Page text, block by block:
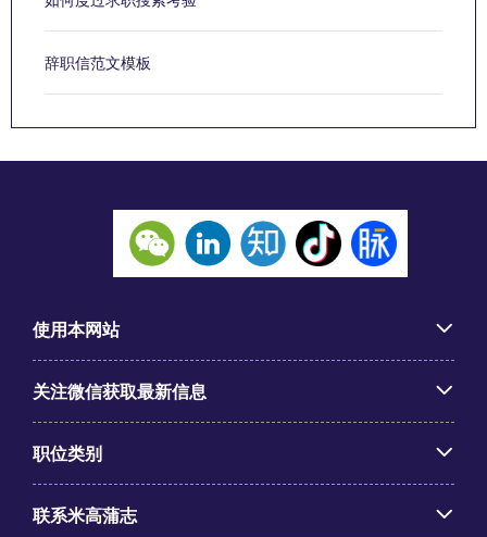
辞职信范文模板
使用本网站
关注微信获取最新信息
职位类别
联系米高蒲志